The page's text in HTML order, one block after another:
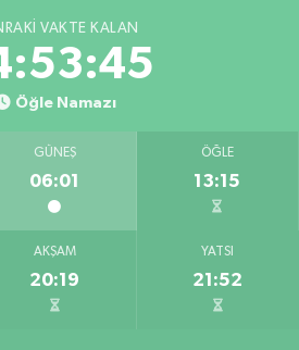
VAKTE KALAN
Öğle Namazı
GÜNEŞ
06:01
ÖĞLE
13:15
AKŞAM
20:19
YATSI
21:52